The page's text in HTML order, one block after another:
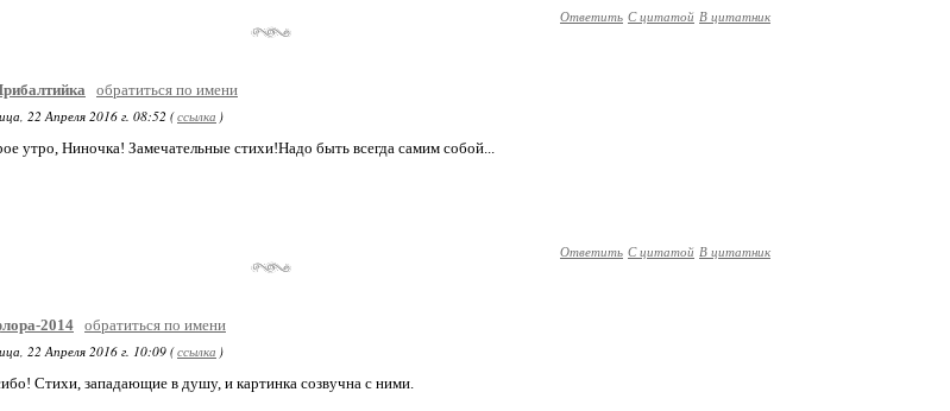
Ответить С цитатой В цитатник
обратиться по имени
22 Апреля 2016 г. 08:52 (ссылка )
утро, Ниночка! Замечательные стихи!Надо быть всегда самим собой...
Ответить С цитатой В цитатник
2014 обратиться по имени
22 Апреля 2016 г. 10:09 (ссылка )
Стихи, западающие в душу, и картинка созвучна с ними.